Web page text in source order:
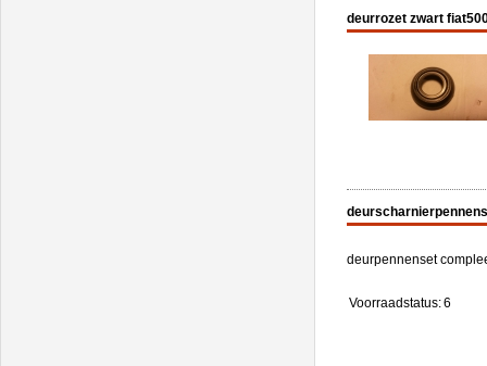
deurrozet zwart
deurpennenset
Voorraadstatus:6